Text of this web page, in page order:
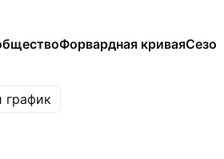
Форвардная кривая
график